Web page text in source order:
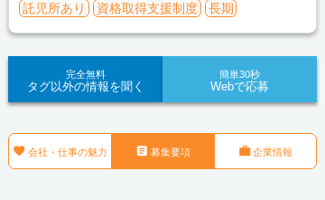
託児所あり
資格取得支援制度 長期
完全無料
タグ以外の情報を聞く
簡単30秒
Webで応募
 会社・仕事の魅力  募集要項 企業情報